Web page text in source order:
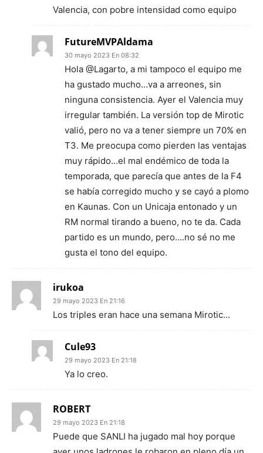
Valencia, con pobre intensidad como equipo
FutureMVPAldama
30 mayo 2023 En 08:32
Hola @Lagarto, a mi tampoco el equipo me
ha gustado mucho…va a arreones, sin
ninguna consistencia. Ayer el Valencia muy
irregular también. La versión top de Mirotic
valió, pero no va a tener siempre un 70% en
T3. Me preocupa como pierden las ventajas
muy rápido…el mal endémico de toda la
temporada, que parecía que antes de la F4
se había corregido mucho y se cayó a plomo
en Kaunas. Con un Unicaja entonado y un
RM normal tirando a bueno, no te da. Cada
partido es un mundo, pero….no sé no me
gusta el tono del equipo.
irukoa
29 mayo 2023 En 21:16
Los triples eran hace una semana Mirotic…
Cule93
29 mayo 2023 En 21:18
Ya lo creo.
ROBERT
29 mayo 2023 En 21:18
Puede que SANLI ha jugado mal hoy porque